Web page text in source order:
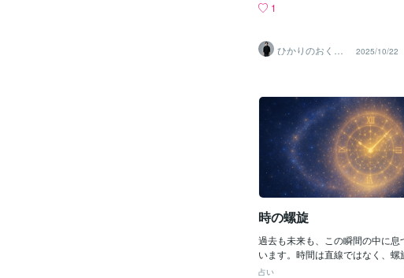
の。恐れは敵ではなく、道の入り
いていく。〜〜〜恐れは消すもの
かったただ抱きしめてあげればよ
していただけだった失いたくない
切にしたいものそばに抱いていた
あった拒まなくていい否定しなく
恐れを受け入れるたび世界は静か
らいでいくわたしは進む恐れと共
トノハのしずく〜⸻恐れと向き
ということは、ほんとうの自分へ
と。大切なものを知り、魂を生き
と。その道は、誰もが本当は知っ
る“光への帰還”なのかもしれません
なたがあなたの真実へ還る旅を歩
き、その隣に静かに灯る言葉であ
い。この詩に込めた祈りが、必要
1
ひかりのおくり
て〜SinMa〜
2025/10/22
時の螺旋
過去も未来も、この瞬間の中に息
います。時間は直線ではなく、螺
うに折り重なりながらわたしたち
占い